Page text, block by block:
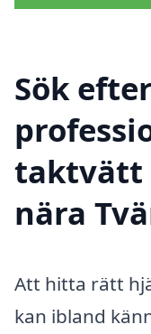
Sök
taktvätt
nära
Att hitta rätt
kan ibland